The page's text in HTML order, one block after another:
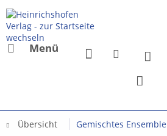
Menü
Übersicht Gemischtes Ensemble